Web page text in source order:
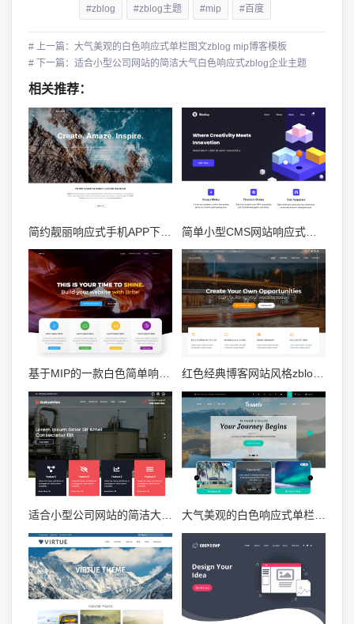
#zblog #zblog主题 #mip #百度
# 上一篇：大气美观的白色响应式单栏图文zblog mip博客模板
# 下一篇：适合小型公司网站的简洁大气白色响应式zblog企业主题
相关推荐：
简约靓丽响应式手机APP下载网站专用Zblog模板 简单小型CMS网站响应式风格zblog资讯主题模板
红色经典博客网站风格zblog响应式博客主题
适合小型公司网站的简洁大气白色响应式zblog企业主题 大气美观的白色响应式单栏图文zblog mip博客模板